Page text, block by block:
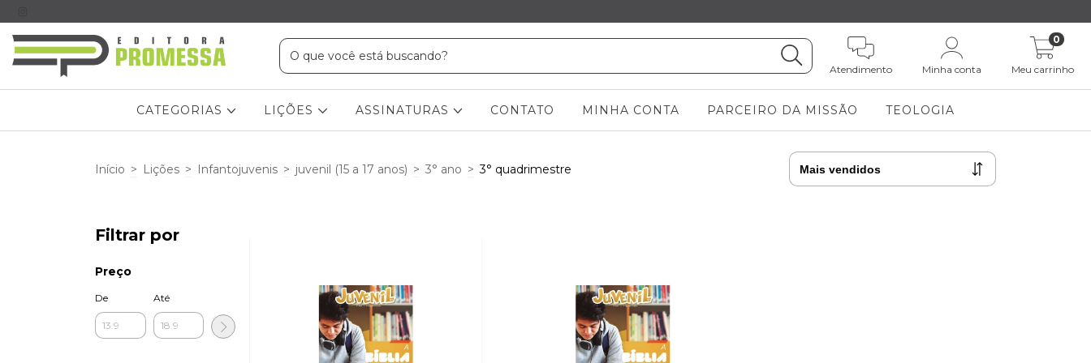
Atendimento Minha conta Meu carrinho
0
CATEGORIAS LIÇÕES ASSINATURAS CONTATO MINHA CONTA PARCEIRO DA MISSÃO TEOLOGIA
Início > Lições > Infantojuvenis > juvenil (15 a 17 anos) > 3° ano > 3° quadrimestre
Filtrar por
Preço
De Até